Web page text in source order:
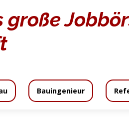
Bauingenieur
Angebotsanfrage